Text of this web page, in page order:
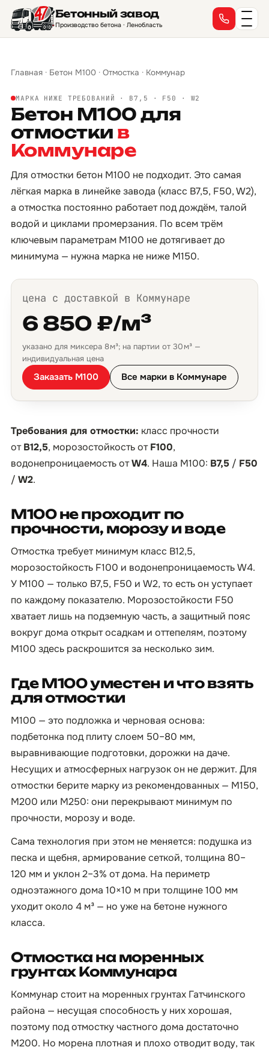
Бетонный завод
Производство бетона · Ленобласть
Главная · Бетон М100 · Отмостка · Коммунар
МАРКА НИЖЕ ТРЕБОВАНИЙ · B7,5 · F50 · W2
Бетон М100 для
отмостки в
Коммунаре
Для отмостки бетон М100 не подходит. Это самая
лёгкая марка в линейке завода (класс B7,5, F50, W2),
а отмостка постоянно работает под дождём, талой
водой и циклами промерзания. По всем трём
ключевым параметрам М100 не дотягивает до
минимума — нужна марка не ниже М150.
цена с доставкой в Коммунаре
6 850 ₽/м³
указано для миксера 8 м³; на партии от 30 м³ —
индивидуальная цена
Заказать М100 Все марки в Коммунаре
Требования для отмостки: класс прочности
отB12,5, морозостойкость отF100,
водонепроницаемость отW4. Наша М100: B7,5 / F50
/ W2.
М100 не проходит по
прочности, морозу и воде
Отмостка требует минимум класс B12,5,
морозостойкость F100 и водонепроницаемость W4.
У М100 — только B7,5, F50 и W2, то есть он уступает
по каждому показателю. Морозостойкости F50
хватает лишь на подземную часть, а защитный пояс
вокруг дома открыт осадкам и оттепелям, поэтому
М100 здесь раскрошится за несколько зим.
Где М100 уместен и что взять
для отмостки
М100 — это подложка и черновая основа:
подбетонка под плиту слоем 50–80 мм,
выравнивающие подготовки, дорожки на даче.
Несущих и атмосферных нагрузок он не держит. Для
отмостки берите марку из рекомендованных — М150,
М200 или М250: они перекрывают минимум по
прочности, морозу и воде.
Сама технология при этом не меняется: подушка из
песка и щебня, армирование сеткой, толщина 80–
120 мм и уклон 2–3% от дома. На периметр
одноэтажного дома 10×10 м при толщине 100 мм
уходит около 4 м³ — но уже на бетоне нужного
класса.
Отмостка на моренных
грунтах Коммунара
Коммунар стоит на моренных грунтах Гатчинского
района — несущая способность у них хорошая,
поэтому под отмостку частного дома достаточно
М200. Но морена плотная и плохо отводит воду, так